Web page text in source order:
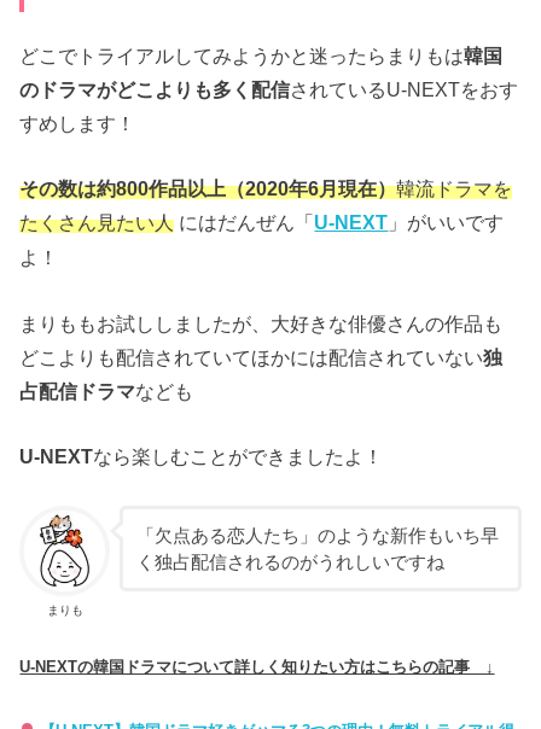
どこでトライアルしてみようかと迷ったらまりもは韓国
のドラマがどこよりも多く配信されているU-NEXTをおす
すめします！
その数は約800作品以上（2020年6月現在）韓流ドラマを
たくさん見たい人 にはだんぜん「U-NEXT 」がいいです
よ！
まりももお試ししましたが、大好きな俳優さんの作品も
どこよりも配信されていてほかには配信されていない独
占配信ドラマなども
U-NEXTなら楽しむことができましたよ！
まりも
「欠点ある恋人たち」のような新作もいち早
く独占配信されるのがうれしいですね
U-NEXTの韓国ドラマについて詳しく知りたい方はこちらの記事 ↓